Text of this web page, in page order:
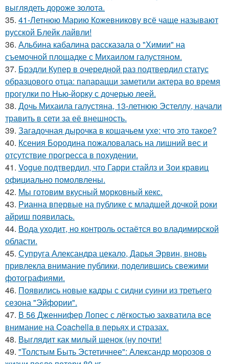
выглядеть дороже золота.
35. 41-Летнюю Марию Кожевникову всё чаще называют
русской Блейк лайвли!
36. Альбина кабалина рассказала о "Химии" на
съемочной площадке с Михаилом галустяном.
37. Брэдли Купер в очередной раз подтвердил статус
образцового отца: папарацци заметили актера во время
прогулки по Нью-йорку с дочерью леей.
38. Дочь Михаила галустяна, 13-летнюю Эстеллу, начали
травить в сети за её внешность.
39. Загадочная дырочка в кошачьем ухе: что это такое?
40. Ксения Бородина пожаловалась на лишний вес и
отсутствие прогресса в похудении.
41. Vogue подтвердил, что Гарри стайлз и Зои кравиц
официально помолвлены.
42. Мы готовим вкусный морковный кекс.
43. Рианна впервые на публике с младшей дочкой роки
айриш появилась.
44. Вода уходит, но контроль остаётся во владимирской
области.
45. Супруга Александра цекало, Дарья Эрвин, вновь
привлекла внимание публики, поделившись свежими
фотографиями.
46. Появились новые кадры с сидни суини из третьего
сезона "Эйфории".
47. В 56 Дженнифер Лопес с лёгкостью захватила все
внимание на Coachella в перьях и стразах.
48. Выглядит как милый щенок (ну почти!
49. "Толстым Быть Эстетичнее": Александр морозов о